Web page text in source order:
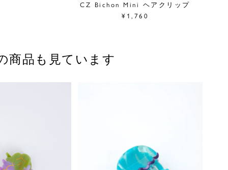
CZ Bichon Mini ヘアクリップ
¥1,760
商品も見ています